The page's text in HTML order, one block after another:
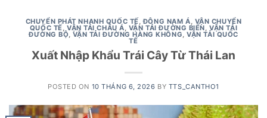
CHUYỂN PHÁT NHANH QUỐC TẾ,ĐÔNG NAM Á, VẬN CHUYỂN
QUỐC TẾ, VẬN TẢI CHÂU Á, VẬN TẢI ĐƯỜNG BIỂN,VẬN TẢI
ĐƯỜNG BỘ, VẬN TẢI ĐƯỜNG HÀNG KHÔNG,VẬN TẢI QUỐC
TẾ
Xuất Nhập Khẩu Trái Cây Từ Thái Lan
POSTED ON 10 THÁNG 6, 2026 BY TTS_CANTHO1